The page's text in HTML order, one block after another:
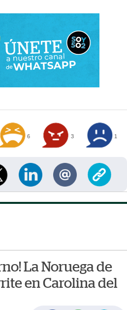
6 3 1
La Noruega de
en Carolina del